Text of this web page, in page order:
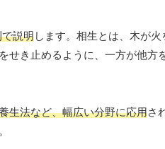
説明します。相生とは、木が火
せき止めるように、一方が他方
生法など、幅広い分野に応用さ